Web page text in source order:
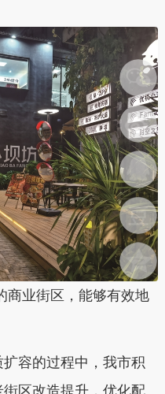
业街区，能够有效地
容的过程中，我市积